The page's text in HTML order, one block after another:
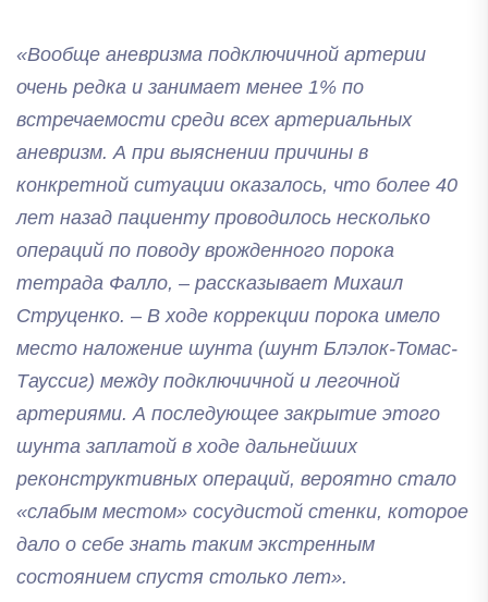
«Вообще аневризма подключичной артерии
очень редка и занимает менее 1% по
встречаемости среди всех артериальных
аневризм. А при выяснении причины в
конкретной ситуации оказалось, что более 40
лет назад пациенту проводилось несколько
операций по поводу врожденного порока
тетрада Фалло, – рассказывает Михаил
Струценко. – В ходе коррекции порока имело
место наложение шунта (шунт Блэлок-Томас-
Тауссиг) между подключичной и легочной
артериями. А последующее закрытие этого
шунта заплатой в ходе дальнейших
реконструктивных операций, вероятно стало
«слабым местом» сосудистой стенки, которое
дало о себе знать таким экстренным
состоянием спустя столько лет».